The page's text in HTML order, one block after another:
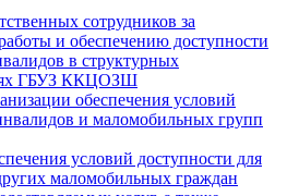
сотрудников за
и обеспечению доступности
в структурных
ГБУЗ ККЦОЗШ
обеспечения условий
и маломобильных групп
условий доступности для
маломобильных граждан